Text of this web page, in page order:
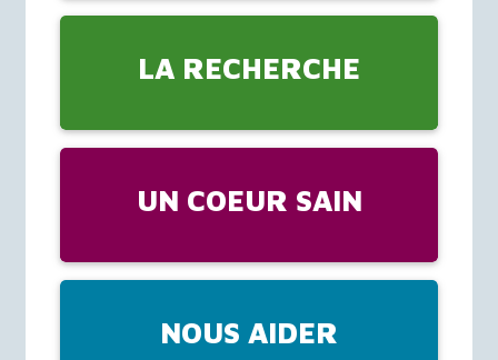
LA RECHERCHE
UN COEUR SAIN
NOUS AIDER